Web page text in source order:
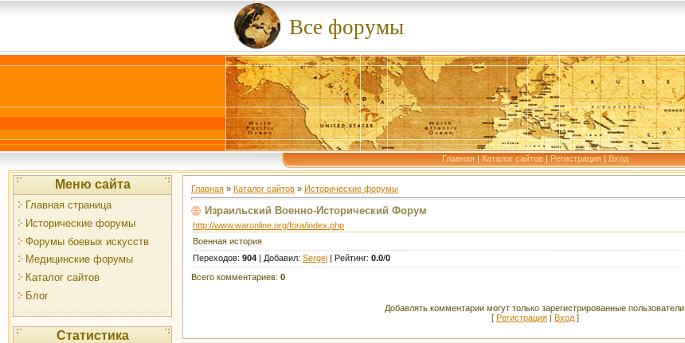
Все форумы
Главная | Каталог сайтов | Регистрация | Вход
Меню сайта
Главная страница
Исторические форумы
Форумы боевых искусств
Медицинские форумы
Каталог сайтов
Блог
Статистика
Главная » Каталог сайтов » Исторические форумы
Израильский Военно-Исторический Форум
http://www.waronline.org/fora/index.php
Военная история
Переходов: 904 | Добавил: Sergej | Рейтинг: 0.0/0
Всего комментариев: 0
Добавлять комментарии могут только зарегистрированные пользователи.
[ Регистрация | Вход ]